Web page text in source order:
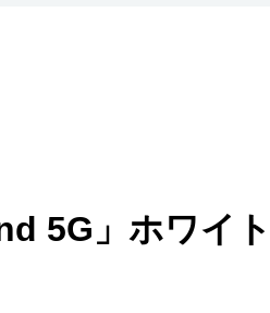
5G」ホワイ